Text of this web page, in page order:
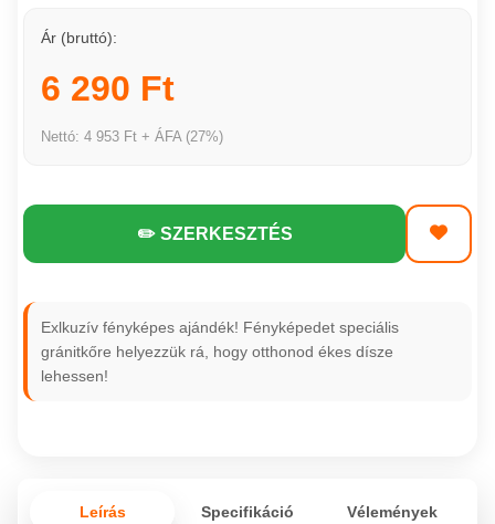
Ár (bruttó):
6 290 Ft
Nettó: 4 953 Ft + ÁFA (27%)
✏️ SZERKESZTÉS
Exlkuzív fényképes ajándék! Fényképedet speciális
gránitkőre helyezzük rá, hogy otthonod ékes dísze
lehessen!
Leírás Specifikáció Vélemények